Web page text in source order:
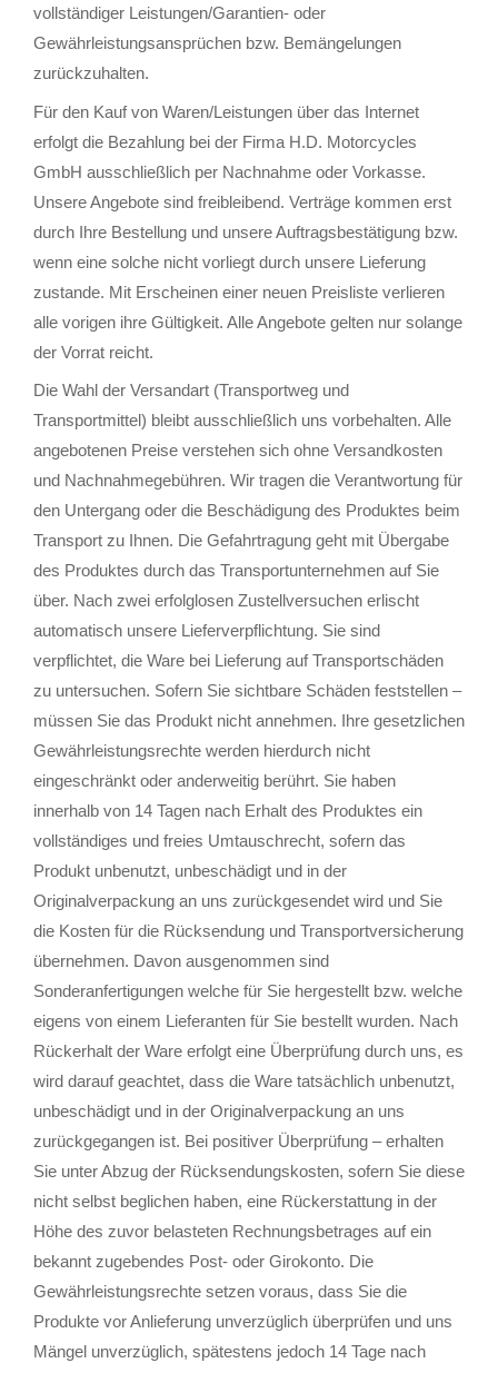
vollständiger Leistungen/Garantien- oder
Gewährleistungsansprüchen bzw. Bemängelungen
zurückzuhalten.
Für den Kauf von Waren/Leistungen über das Internet
erfolgt die Bezahlung bei der Firma H.D. Motorcycles
GmbH ausschließlich per Nachnahme oder Vorkasse.
Unsere Angebote sind freibleibend. Verträge kommen erst
durch Ihre Bestellung und unsere Auftragsbestätigung bzw.
wenn eine solche nicht vorliegt durch unsere Lieferung
zustande. Mit Erscheinen einer neuen Preisliste verlieren
alle vorigen ihre Gültigkeit. Alle Angebote gelten nur solange
der Vorrat reicht.
Die Wahl der Versandart (Transportweg und
Transportmittel) bleibt ausschließlich uns vorbehalten. Alle
angebotenen Preise verstehen sich ohne Versandkosten
und Nachnahmegebühren. Wir tragen die Verantwortung für
den Untergang oder die Beschädigung des Produktes beim
Transport zu Ihnen. Die Gefahrtragung geht mit Übergabe
des Produktes durch das Transportunternehmen auf Sie
über. Nach zwei erfolglosen Zustellversuchen erlischt
automatisch unsere Lieferverpflichtung. Sie sind
verpflichtet, die Ware bei Lieferung auf Transportschäden
zu untersuchen. Sofern Sie sichtbare Schäden feststellen –
müssen Sie das Produkt nicht annehmen. Ihre gesetzlichen
Gewährleistungsrechte werden hierdurch nicht
eingeschränkt oder anderweitig berührt. Sie haben
innerhalb von 14 Tagen nach Erhalt des Produktes ein
vollständiges und freies Umtauschrecht, sofern das
Produkt unbenutzt, unbeschädigt und in der
Originalverpackung an uns zurückgesendet wird und Sie
die Kosten für die Rücksendung und Transportversicherung
übernehmen. Davon ausgenommen sind
Sonderanfertigungen welche für Sie hergestellt bzw. welche
eigens von einem Lieferanten für Sie bestellt wurden. Nach
Rückerhalt der Ware erfolgt eine Überprüfung durch uns, es
wird darauf geachtet, dass die Ware tatsächlich unbenutzt,
unbeschädigt und in der Originalverpackung an uns
zurückgegangen ist. Bei positiver Überprüfung – erhalten
Sie unter Abzug der Rücksendungskosten, sofern Sie diese
nicht selbst beglichen haben, eine Rückerstattung in der
Höhe des zuvor belasteten Rechnungsbetrages auf ein
bekannt zugebendes Post- oder Girokonto. Die
Gewährleistungsrechte setzen voraus, dass Sie die
Produkte vor Anlieferung unverzüglich überprüfen und uns
Mängel unverzüglich, spätestens jedoch 14 Tage nach